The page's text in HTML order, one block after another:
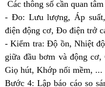
Các thông số cần quan
- Đo: Lưu lượng, Áp
điện động cơ, Đo điện trở
- Kiểm tra: Độ ồn, Nhiệt
giữa đầu bơm và động cơ,
Giọ hút, Khớp nối mềm, ...
Bước 4:Lập báo cáo so